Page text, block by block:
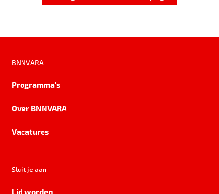
BNNVARA
Programma's
Over BNNVARA
Vacatures
Sluit je aan
Lid worden